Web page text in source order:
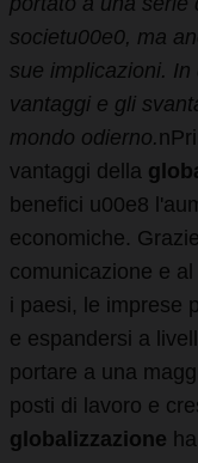
societu00e0, ma
sue implicazioni.
vantaggi e gli
mondo odierno.
vantaggi della
benefici u00e8
economiche.
comunicazione e
i paesi, le imprese
e espandersi a
portare a una
posti di lavoro e
globalizzazione